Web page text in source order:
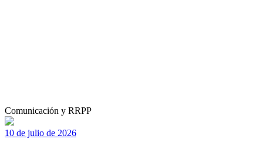
Comunicación y RRPP
10 de julio de 2026